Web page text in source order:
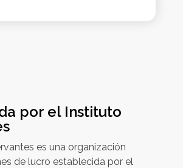
por el Instituto
es una organización
de lucro establecida por el